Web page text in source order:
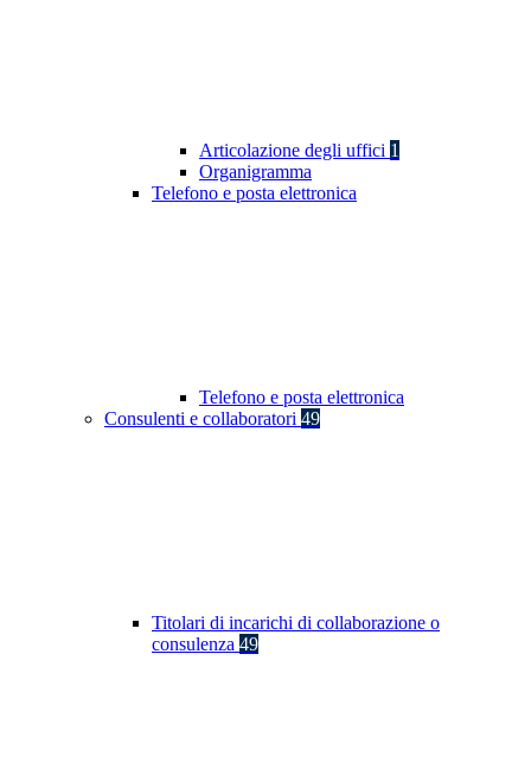
Articolazione degli uffici 1
Organigramma
Telefono e posta elettronica
Telefono e posta elettronica
Consulenti e collaboratori 49
Titolari di incarichi di collaborazione o
consulenza 49